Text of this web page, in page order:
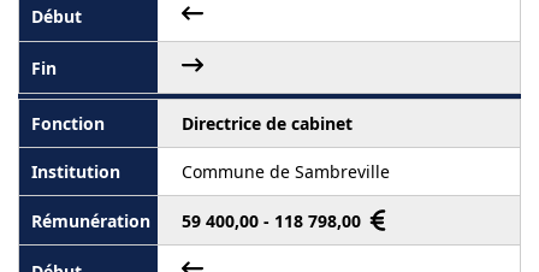
Directrice de cabinet
Commune de Sambreville
59 400,00 - 118 798,00